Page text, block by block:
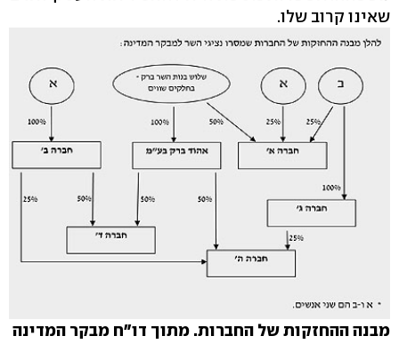
שאינו קרוב שלו.
מבנה ההחזקות של החברות. מתוך דו"ח מבקר המדינה